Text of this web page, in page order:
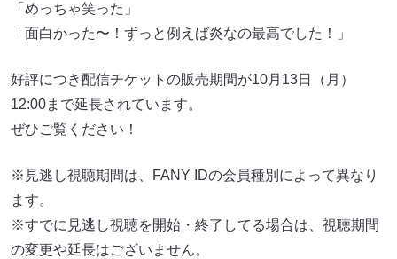
「めっちゃ笑った」
「面白かった〜！ずっと例えば炎なの最高でした！」
好評につき配信チケットの販売期間が10月13日（月）
12:00まで延長されています。
ぜひご覧ください！
※見逃し視聴期間は、FANY IDの会員種別によって異なり
ます。
※すでに見逃し視聴を開始・終了してる場合は、視聴期間
の変更や延長はございません。